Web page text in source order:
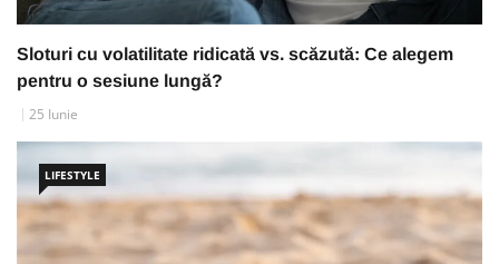
Sloturi cu volatilitate ridicată vs. scăzută: Ce alegem
pentru o sesiune lungă?
25 Iunie
LIFESTYLE